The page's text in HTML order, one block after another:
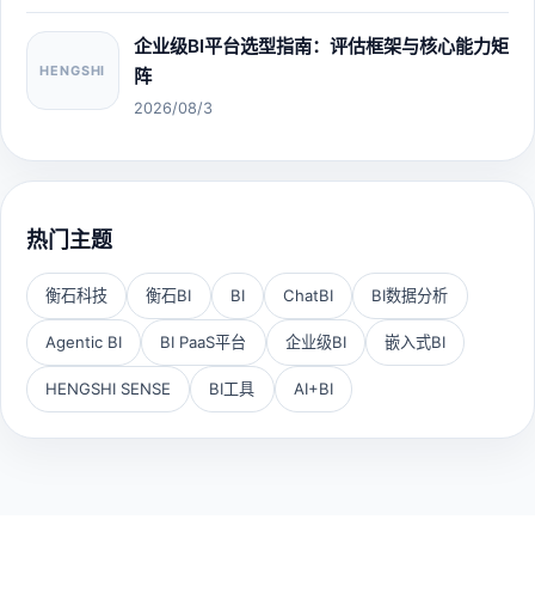
HENGSHI
企业级BI平台选型指南：评估框架与核心能力矩
阵
2026/08/3
热门主题
衡石科技 衡石BI BI ChatBI BI数据分析
Agentic BI BI PaaS平台 企业级BI 嵌入式BI
HENGSHI SENSE BI工具 AI+BI